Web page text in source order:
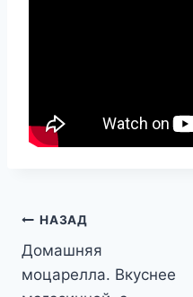
Навигация
по
НАЗАД
Домашняя
моцарелла. Вкуснее